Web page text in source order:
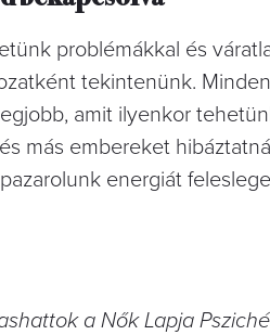
problémákkal és
tekintenünk.
amit ilyenkor
más embereket
energiát
a Nők Lapja